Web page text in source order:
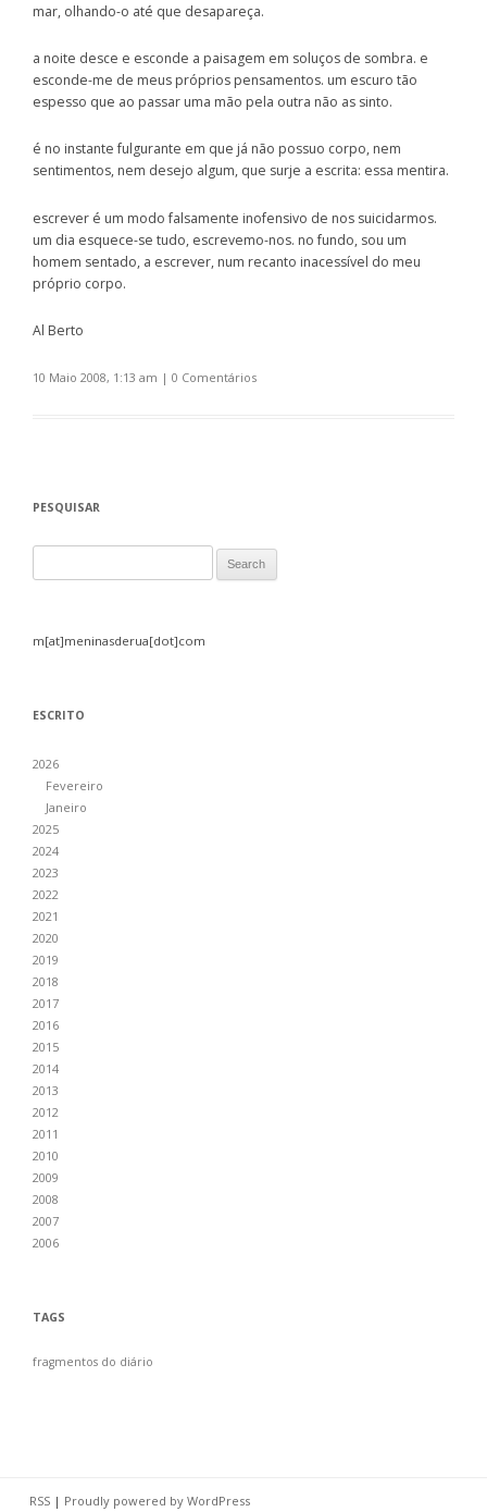
mar, olhando-o até que desapareça.
a noite desce e esconde a paisagem em soluços de sombra. e
esconde-me de meus próprios pensamentos. um escuro tão
espesso que ao passar uma mão pela outra não as sinto.
é no instante fulgurante em que já não possuo corpo, nem
sentimentos, nem desejo algum, que surje a escrita: essa mentira.
escrever é um modo falsamente inofensivo de nos suicidarmos.
um dia esquece-se tudo, escrevemo-nos. no fundo, sou um
homem sentado, a escrever, num recanto inacessível do meu
próprio corpo.
Al Berto
10 Maio 2008, 1:13 am | 0 Comentários
PESQUISAR
m[at]meninasderua[dot]com
ESCRITO
2026
Fevereiro
Janeiro
2025
2024
2023
2022
2021
2020
2019
2018
2017
2016
2015
2014
2013
2012
2011
2010
2009
2008
2007
2006
TAGS
fragmentos do diário
RSS | Proudly powered by WordPress